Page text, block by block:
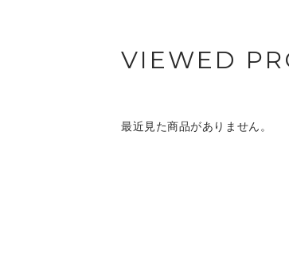
VIEWED
最近見た商品がありません。